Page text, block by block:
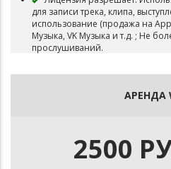
для записи трека, клипа,
использование (продажа на
Музыка, VK Музыка и т.д. ; Не
прослушиваний.
Youtube и подобных площадках.
Исключительное право
ILIXX BEATS и бит не снимается с
После приобретения
можете докупить более
АРЕНДА
2500